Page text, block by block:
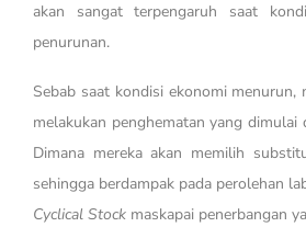
akan sangat terpengaruh saat
penurunan.
Sebab saat kondisi ekonomi menurun,
melakukan penghematan yang dimulai
Dimana mereka akan memilih
sehingga berdampak pada perolehan
Cyclical Stock maskapai penerbangan